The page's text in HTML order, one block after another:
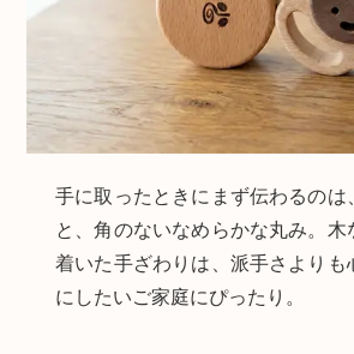
手に取ったときにまず伝わるのは
と、角のないなめらかな丸み。木
着いた手ざわりは、派手さよりも
にしたいご家庭にぴったり。